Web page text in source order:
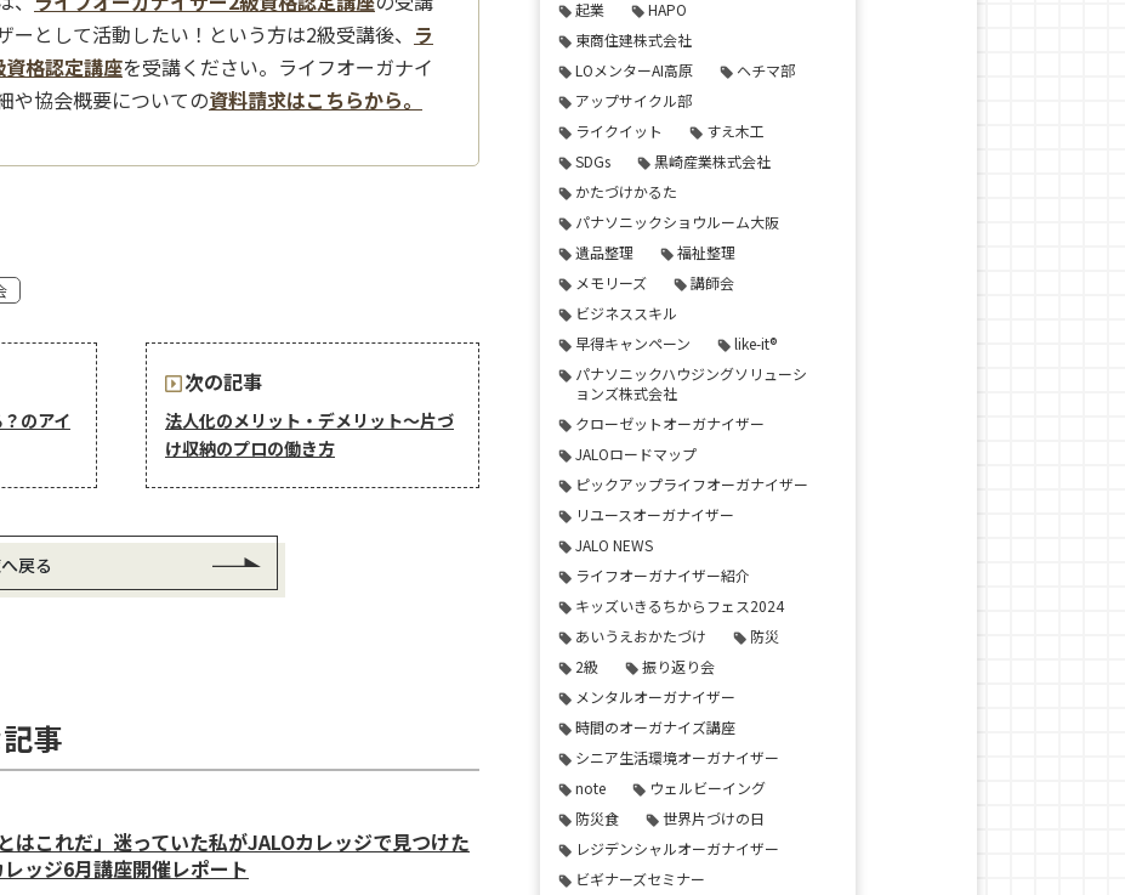
ーとして活動したい！という方は2級受講後、 ラ
格認定講座を受講ください。ライフオーガナイ
や協会概要についての資料請求はこちらから。
のアイ
次の記事
法人化のメリット・デメリット〜片づ
け収納のプロの働き方
戻る
事
はこれだ」迷っていた私がJALOカレッジで見つけた
ッジ6月講座開催レポート
起業
HAPO
東商住建株式会社
LOメンターAI高原
ヘチマ部
アップサイクル部
ライクイット
すえ木工
SDGs
黒崎産業株式会社
かたづけかるた
パナソニックショウルーム大阪
遺品整理
福祉整理
メモリーズ
講師会
ビジネススキル
早得キャンペーン
like-it®
パナソニックハウジングソリューシ
ョンズ株式会社
クローゼットオーガナイザー
JALOロードマップ
ピックアップライフオーガナイザー
リユースオーガナイザー
JALO NEWS
ライフオーガナイザー紹介
キッズいきるちからフェス2024
あいうえおかたづけ
防災
2級
振り返り会
メンタルオーガナイザー
時間のオーガナイズ講座
シニア生活環境オーガナイザー
note
ウェルビーイング
防災食
世界片づけの日
レジデンシャルオーガナイザー
ビギナーズセミナー